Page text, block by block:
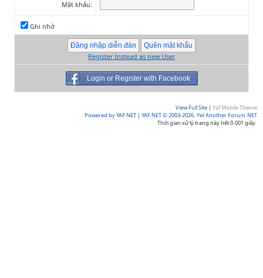
Mật khẩu:
Ghi nhớ
Register Instead as new User
Login or Register with Facebook
View Full Site | Yaf Mobile Theme
Powered by YAF.NET | YAF.NET © 2003-2026, Yet Another Forum.NET
Thời gian xử lý trang này hết 0.001 giây.